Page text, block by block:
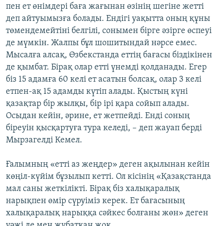
пен ет өнімдері баға жағынан өзінің шегіне жетті
деп айтуымызға болады. Ендігі уақытта оның құны
төмендемейтіні белгілі, сонымен бірге әзірге өспеуі
де мүмкін. Жалпы бұл шошитындай нәрсе емес.
Мысалға алсақ, Өзбекстанда еттің бағасы біздікінен
де қымбат. Бірақ олар етті үнемді қолданады. Егер
біз 15 адамға 60 келі ет асатын болсақ, олар 3 келі
етпен-ақ 15 адамды күтіп алады. Қыстың күні
қазақтар бір жылқы, бір ірі қара сойып алады.
Осыдан кейін, әрине, ет жетпейді. Енді соның
біреуін қысқартуға тура келеді, – деп жауап берді
Мырзагелді Кемел.
Ғалымның «етті аз жеңдер» деген ақылынан кейін
көңіл-күйім бұзылып кетті. Ол кісінің «Қазақстанда
мал саны жеткілікті. Бірақ біз халықаралық
нарықпен өмір сүруіміз керек. Ет бағасының
халықаралық нарыққа сәйкес болғаны жөн» деген